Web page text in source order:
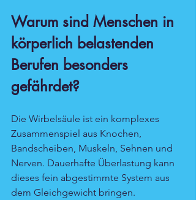
Warum sind Menschen in
körperlich belastenden
Berufen besonders
gefährdet?
Die Wirbelsäule ist ein komplexes
Zusammenspiel aus Knochen,
Bandscheiben, Muskeln, Sehnen und
Nerven. Dauerhafte Überlastung kann
dieses fein abgestimmte System aus
dem Gleichgewicht bringen.